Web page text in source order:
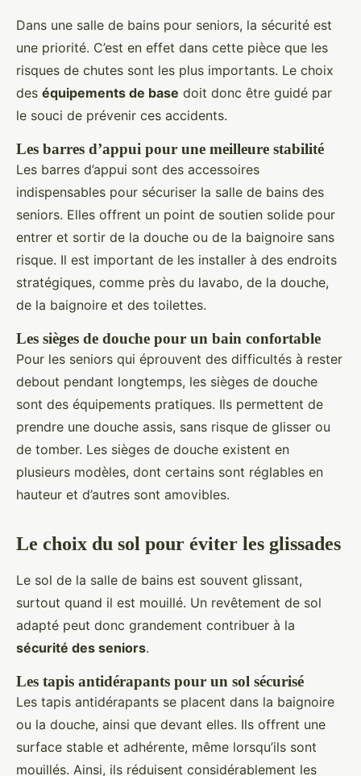
Dans une salle de bains pour seniors, la sécurité est
une priorité. C’est en effet dans cette pièce que les
risques de chutes sont les plus importants. Le choix
des équipements de base doit donc être guidé par
le souci de prévenir ces accidents.
Les barres d’appui pour une meilleure stabilité
Les barres d’appui sont des accessoires
indispensables pour sécuriser la salle de bains des
seniors. Elles offrent un point de soutien solide pour
entrer et sortir de la douche ou de la baignoire sans
risque. Il est important de les installer à des endroits
stratégiques, comme près du lavabo, de la douche,
de la baignoire et des toilettes.
Les sièges de douche pour un bain confortable
Pour les seniors qui éprouvent des difficultés à rester
debout pendant longtemps, les sièges de douche
sont des équipements pratiques. Ils permettent de
prendre une douche assis, sans risque de glisser ou
de tomber. Les sièges de douche existent en
plusieurs modèles, dont certains sont réglables en
hauteur et d’autres sont amovibles.
Le choix du sol pour éviter les glissades
Le sol de la salle de bains est souvent glissant,
surtout quand il est mouillé. Un revêtement de sol
adapté peut donc grandement contribuer à la
sécurité des seniors.
Les tapis antidérapants pour un sol sécurisé
Les tapis antidérapants se placent dans la baignoire
ou la douche, ainsi que devant elles. Ils offrent une
surface stable et adhérente, même lorsqu’ils sont
mouillés. Ainsi, ils réduisent considérablement les